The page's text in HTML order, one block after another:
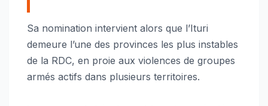
Sa nomination intervient alors que l’Ituri
demeure l’une des provinces les plus instables
de la RDC, en proie aux violences de groupes
armés actifs dans plusieurs territoires.